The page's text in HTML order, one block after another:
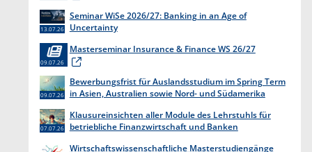
Seminar WiSe 2026/27: Banking in an Age of
Uncertainty
13.07.26
Masterseminar Insurance & Finance WS 26/27
09.07.26
Bewerbungsfrist für Auslandsstudium im Spring Term
in Asien, Australien sowie Nord- und Südamerika
09.07.26
Klausureinsichten aller Module des Lehrstuhls für
betriebliche Finanzwirtschaft und Banken
07.07.26
Wirtschaftswissenschaftliche Masterstudiengänge